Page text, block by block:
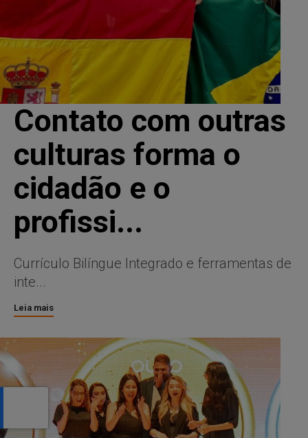
Contato com outras
culturas forma o
cidadão e o
profissi...
Currículo Bilíngue Integrado e ferramentas de
inte...
Leia mais